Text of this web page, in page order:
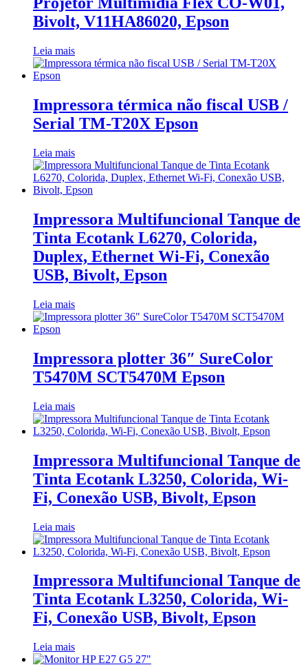
Bivolt, V11HA86020, Epson
Leia mais
Impressora térmica não fiscal USB /
Serial TM-T20X Epson
Leia mais
Impressora Multifuncional Tanque de
Tinta Ecotank L6270, Colorida,
Duplex, Ethernet Wi-Fi, Conexão
USB, Bivolt, Epson
Leia mais
Impressora plotter 36″ SureColor
T5470M SCT5470M Epson
Leia mais
Impressora Multifuncional Tanque de
Tinta Ecotank L3250, Colorida, Wi-
Fi, Conexão USB, Bivolt, Epson
Leia mais
Impressora Multifuncional Tanque de
Tinta Ecotank L3250, Colorida, Wi-
Fi, Conexão USB, Bivolt, Epson
Leia mais